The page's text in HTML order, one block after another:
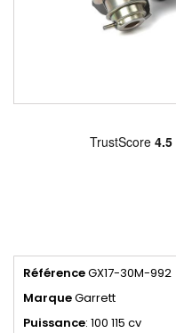
RéférenceGX17-30M-992
MarqueGarrett
Puissance: 100 115 cv